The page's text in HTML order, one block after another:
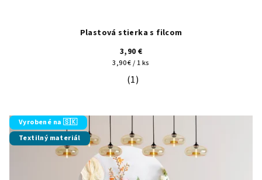
Plastová stierka s filcom
3,90 €
Jednotková
cena:
3,90 € / 1 ks
Priemerné hodnotenie produktu
(1)
Vyrobené na 🇸🇰
Textilný materiál